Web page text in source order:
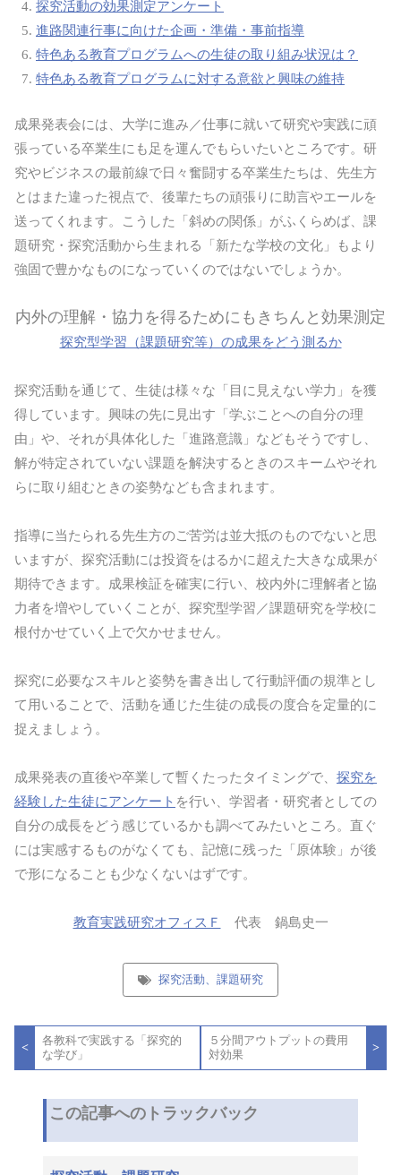
探究活動の効果測定アンケート
進路関連行事に向けた企画・準備・事前指導
特色ある教育プログラムへの生徒の取り組み状況は？
特色ある教育プログラムに対する意欲と興味の維持
成果発表会には、大学に進み／仕事に就いて研究や実践に頑
張っている卒業生にも足を運んでもらいたいところです。研
究やビジネスの最前線で日々奮闘する卒業生たちは、先生方
とはまた違った視点で、後輩たちの頑張りに助言やエールを
送ってくれます。こうした「斜めの関係」がふくらめば、課
題研究・探究活動から生まれる「新たな学校の文化」もより
強固で豊かなものになっていくのではないでしょうか。
内外の理解・協力を得るためにもきちんと効果測定
探究型学習（課題研究等）の成果をどう測るか
探究活動を通じて、生徒は様々な「目に見えない学力」を獲
得しています。興味の先に見出す「学ぶことへの自分の理
由」や、それが具体化した「進路意識」などもそうですし、
解が特定されていない課題を解決するときのスキームやそれ
らに取り組むときの姿勢なども含まれます。
指導に当たられる先生方のご苦労は並大抵のものでないと思
いますが、探究活動には投資をはるかに超えた大きな成果が
期待できます。成果検証を確実に行い、校内外に理解者と協
力者を増やしていくことが、探究型学習／課題研究を学校に
根付かせていく上で欠かせません。
探究に必要なスキルと姿勢を書き出して行動評価の規準とし
て用いることで、活動を通じた生徒の成長の度合を定量的に
捉えましょう。
成果発表の直後や卒業して暫くたったタイミングで、 探究を
経験した生徒にアンケート を行い、学習者・研究者としての
自分の成長をどう感じているかも調べてみたいところ。直ぐ
には実感するものがなくても、記憶に残った「原体験」が後
で形になることも少なくないはずです。
教育実践研究オフィスＦ 代表 鍋島史一
探究活動、課題研究
稿
ビ
<
各教科で実践する「探究的
な学び」
５分間アウトプットの費用
対効果
>
この記事へのトラックバック